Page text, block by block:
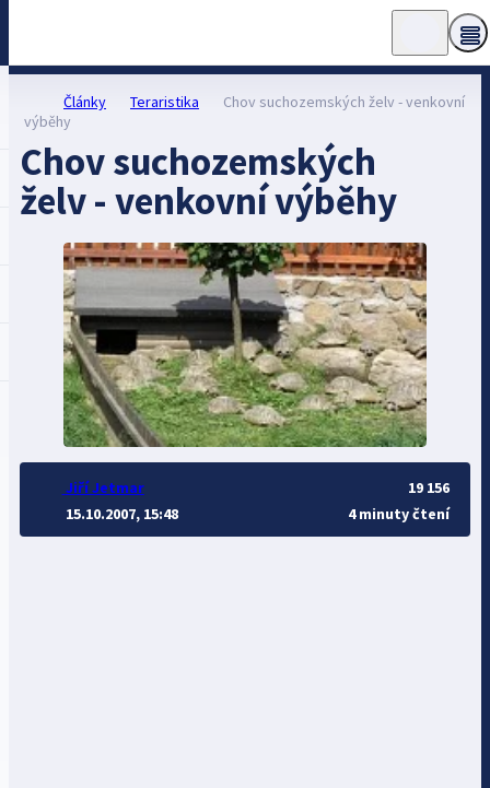
Články Teraristika
Chov suchozemských želv - venkovní
výběhy
Chov suchozemských
želv - venkovní výběhy
Jiří Jetmar
15.10.2007, 15:48
19 156
4 minuty čtení